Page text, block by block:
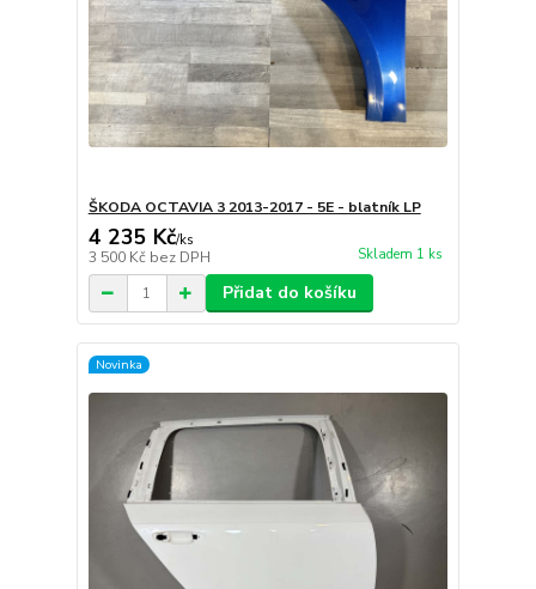
ŠKODA OCTAVIA 3 2013-2017 - 5E - blatník LP
4 235 Kč/ks
3 500 Kč bez DPH Skladem 1 ks
Přidat do košíku
Novinka